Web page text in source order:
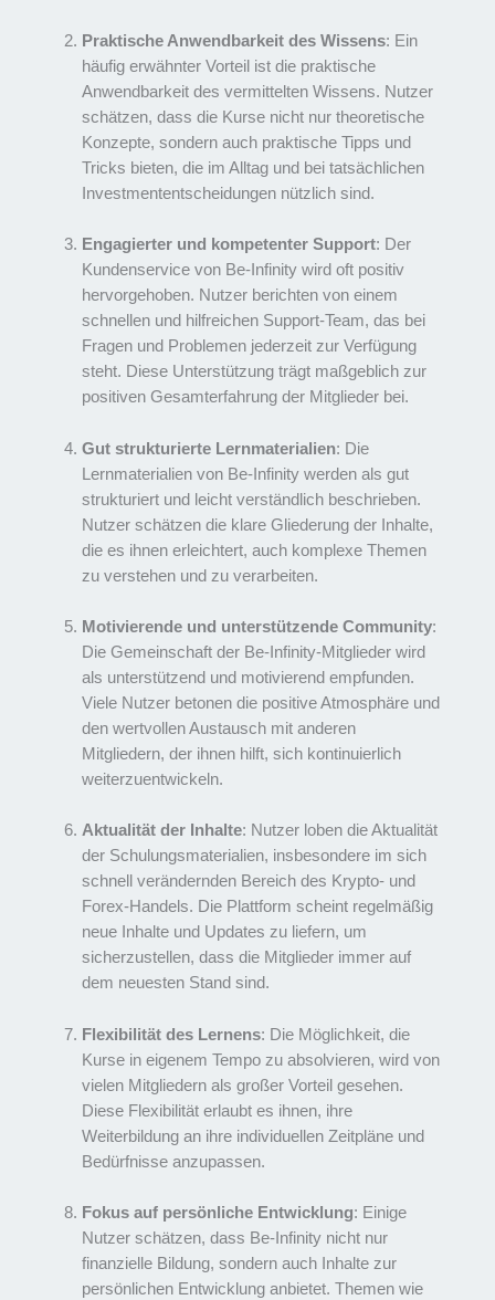
Praktische Anwendbarkeit des Wissens: Ein
häufig erwähnter Vorteil ist die praktische
Anwendbarkeit des vermittelten Wissens. Nutzer
schätzen, dass die Kurse nicht nur theoretische
Konzepte, sondern auch praktische Tipps und
Tricks bieten, die im Alltag und bei tatsächlichen
Investmententscheidungen nützlich sind.
Engagierter und kompetenter Support: Der
Kundenservice von Be-Infinity wird oft positiv
hervorgehoben. Nutzer berichten von einem
schnellen und hilfreichen Support-Team, das bei
Fragen und Problemen jederzeit zur Verfügung
steht. Diese Unterstützung trägt maßgeblich zur
positiven Gesamterfahrung der Mitglieder bei.
Gut strukturierte Lernmaterialien: Die
Lernmaterialien von Be-Infinity werden als gut
strukturiert und leicht verständlich beschrieben.
Nutzer schätzen die klare Gliederung der Inhalte,
die es ihnen erleichtert, auch komplexe Themen
zu verstehen und zu verarbeiten.
Motivierende und unterstützende Community:
Die Gemeinschaft der Be-Infinity-Mitglieder wird
als unterstützend und motivierend empfunden.
Viele Nutzer betonen die positive Atmosphäre und
den wertvollen Austausch mit anderen
Mitgliedern, der ihnen hilft, sich kontinuierlich
weiterzuentwickeln.
Aktualität der Inhalte: Nutzer loben die Aktualität
der Schulungsmaterialien, insbesondere im sich
schnell verändernden Bereich des Krypto- und
Forex-Handels. Die Plattform scheint regelmäßig
neue Inhalte und Updates zu liefern, um
sicherzustellen, dass die Mitglieder immer auf
dem neuesten Stand sind.
Flexibilität des Lernens: Die Möglichkeit, die
Kurse in eigenem Tempo zu absolvieren, wird von
vielen Mitgliedern als großer Vorteil gesehen.
Diese Flexibilität erlaubt es ihnen, ihre
Weiterbildung an ihre individuellen Zeitpläne und
Bedürfnisse anzupassen.
Fokus auf persönliche Entwicklung: Einige
Nutzer schätzen, dass Be-Infinity nicht nur
finanzielle Bildung, sondern auch Inhalte zur
persönlichen Entwicklung anbietet. Themen wie